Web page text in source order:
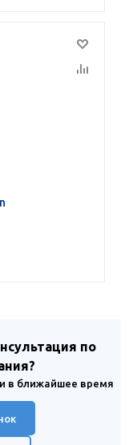
по
в ближайшее время